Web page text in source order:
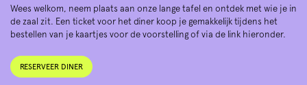
Wees welkom, neem plaats aan onze lange tafel en ontdek met wie je in
de zaal zit. Een ticket voor het diner koop je gemakkelijk tijdens het
bestellen van je kaartjes voor de voorstelling of via de link hieronder.
RESERVEER DINER